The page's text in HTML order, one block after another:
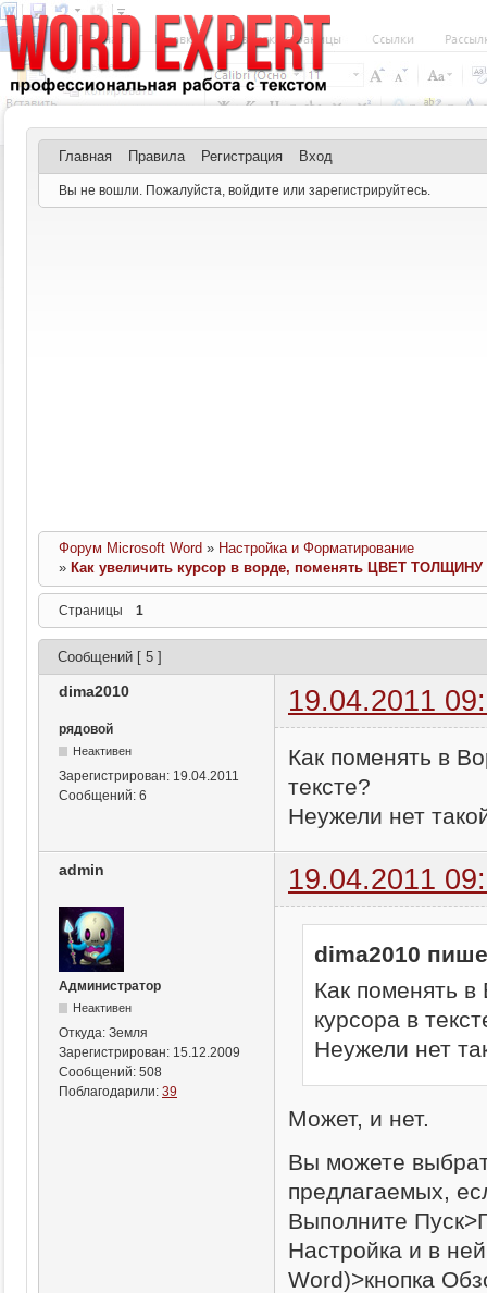
Главная Правила Регистрация Вход
Вы не вошли. Пожалуйста, войдите или зарегистрируйтесь.
Форум Microsoft Word » Настройка и Форматирование
» Как увеличить курсор в ворде, поменять ЦВЕТ
Страницы 1
Сообщений [ 5 ]
dima2010 19.04.2011
рядовой
Неактивен
Зарегистрирован: 19.04.2011
Сообщений: 6
Как поменять в
тексте?
Неужели нет
admin 19.04.2011
Администратор
Неактивен
Откуда: Земля
Зарегистрирован: 15.12.2009
Сообщений: 508
Поблагодарили: 39
dima2010
Как поменять
курсора в
Неужели нет
Может, и нет.
Вы можете
предлагаемых,
Выполните
Настройка и в
Word)>кнопка